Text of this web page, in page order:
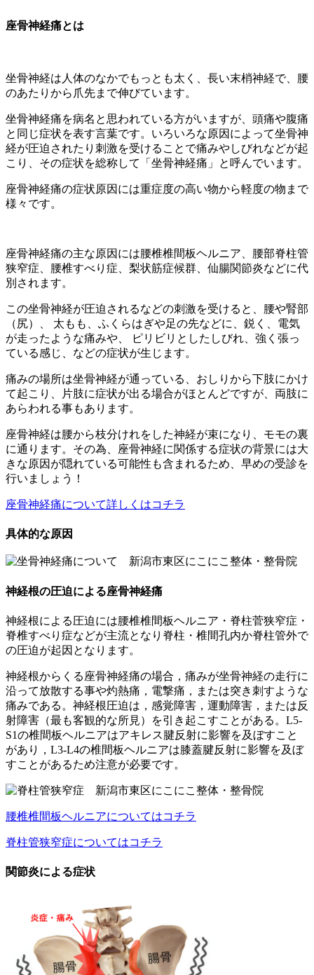
座骨神経痛とは
坐骨神経は人体のなかでもっとも太く、長い末梢神経で、腰
のあたりから爪先まで伸びています。
坐骨神経痛を病名と思われている方がいますが、頭痛や腹痛
と同じ症状を表す言葉です。いろいろな原因によって坐骨神
経が圧迫されたり刺激を受けることで痛みやしびれなどが起
こり、その症状を総称して「坐骨神経痛」と呼んでいます。
座骨神経痛の症状原因には重症度の高い物から軽度の物まで
様々です。
座骨神経痛の主な原因には腰椎椎間板ヘルニア、腰部脊柱管
狭窄症、腰椎すべり症、梨状筋症候群、仙腸関節炎などに代
別されます。
この坐骨神経が圧迫されるなどの刺激を受けると、腰や腎部
（尻）、 太もも、ふくらはぎや足の先などに、鋭く、電気
が走ったような痛みや、 ピリビリとしたしびれ、強く張っ
ている感じ、などの症状が生じます。
痛みの場所は坐骨神経が通っている、おしりから下肢にかけ
て起こり、片肢に症状が出る場合がほとんどですが、両肢に
あらわれる事もあります。
座骨神経は腰から枝分けれをした神経が束になり、モモの裏
に通ります。その為、座骨神経に関係する症状の背景には大
きな原因が隠れている可能性も含まれるため、早めの受診を
行いましょう！
座骨神経痛について詳しくはコチラ
具体的な原因
神経根の圧迫による座骨神経痛
神経根による圧迫には腰椎椎間板ヘルニア・脊柱菅狭窄症・
脊椎すべり症などが主流となり脊柱・椎間孔内か脊柱管外で
の圧迫が起因となります。
神経根からくる座骨神経痛の場合，痛みが坐骨神経の走行に
沿って放散する事や灼熱痛，電撃痛，または突き刺すような
痛みである。 神経根圧迫は，感覚障害，運動障害，または反
射障害（最も客観的な所見）を引き起こすことがある。 L5-
S1の椎間板ヘルニアはアキレス腱反射に影響を及ぼすこと
があり，L3-L4の椎間板ヘルニアは膝蓋腱反射に影響を及ぼ
すことがあるため注意が必要です。
腰椎椎間板ヘルニアについてはコチラ
脊柱管狭窄症についてはコチラ
関節炎による症状